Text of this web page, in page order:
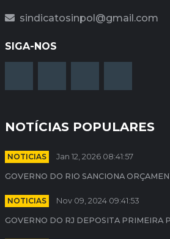
sindicatosinpol@gmail.com
SIGA-NOS
NOTÍCIAS POPULARES
NOTICIAS Jan 12, 2026 08:41:57
GOVERNO DO RIO SANCIONA
NOTICIAS Nov 09, 2024 09:41:53
GOVERNO DO RJ DEPOSITA PRIMEIRA